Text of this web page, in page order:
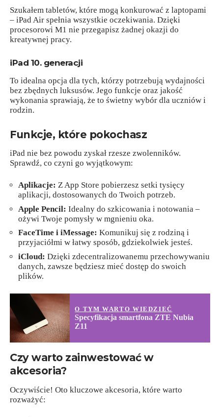
Szukałem tabletów, które mogą konkurować z laptopami
– iPad Air spełnia wszystkie oczekiwania. Dzięki
procesorowi M1 nie przegapisz żadnej okazji do
kreatywnej pracy.
iPad 10. generacji
To idealna opcja dla tych, którzy potrzebują wydajności
bez zbędnych luksusów. Jego funkcje oraz jakość
wykonania sprawiają, że to świetny wybór dla uczniów i
rodzin.
Funkcje, które pokochasz
iPad nie bez powodu zyskał rzesze zwolenników.
Sprawdź, co czyni go wyjątkowym:
Aplikacje: Z App Store pobierzesz setki tysięcy
aplikacji, dostosowanych do Twoich potrzeb.
Apple Pencil: Idealny do szkicowania i notowania –
ożywi Twoje pomysły w mgnieniu oka.
FaceTime i iMessage: Komunikuj się z rodziną i
przyjaciółmi w łatwy sposób, gdziekolwiek jesteś.
iCloud: Dzięki zdecentralizowanemu przechowywaniu
danych, zawsze będziesz mieć dostęp do swoich
plików.
O TYM WARTO WIEDZIEĆ
Specyfikacja smartfona ZTE Nubia
Z11
Czy warto zainwestować w
akcesoria?
Oczywiście! Oto kluczowe akcesoria, które warto
rozważyć: